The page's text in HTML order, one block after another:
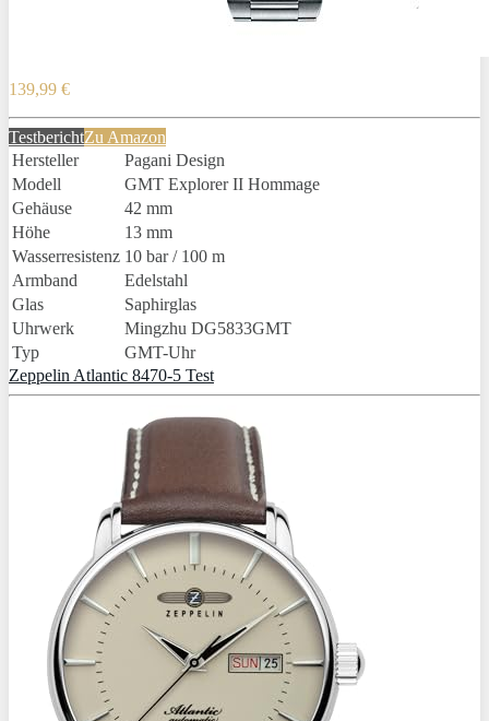
139,99 €
TestberichtZu Amazon
Hersteller
Pagani Design
Modell
GMT Explorer II Hommage
Gehäuse
42 mm
Höhe
13 mm
Wasserresistenz 10 bar / 100 m
Armband
Edelstahl
Glas
Saphirglas
Uhrwerk
Mingzhu DG5833GMT
Typ
GMT-Uhr
Zeppelin Atlantic 8470-5 Test